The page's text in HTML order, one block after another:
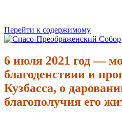
Перейти к содержимому
Спасо-Преображенский Собор
Спасо-Преображенский
6 июля 2021 год —
благоденствии и
Кузбасса, о
благополучия его